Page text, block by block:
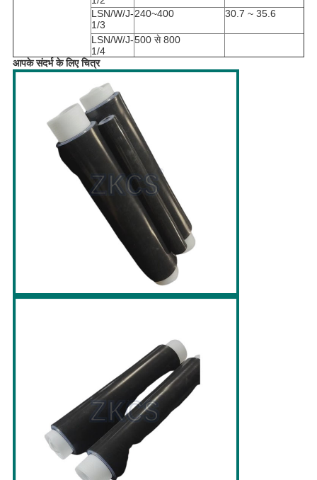
LSN/W/J-
1/3
240~400 30.7 ~ 35.6
LSN/W/J-
1/4
500 से 800
आपके संदर्भ के लिए चित्र